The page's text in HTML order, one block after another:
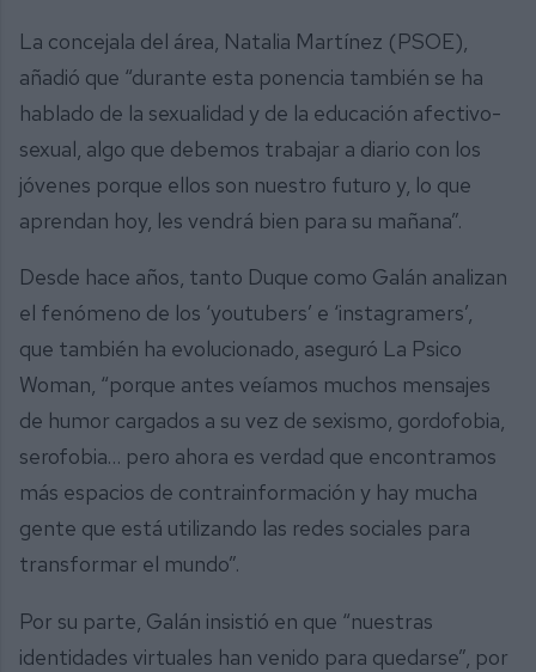
La concejala del área, Natalia Martínez (PSOE),
añadió que “durante esta ponencia también se ha
hablado de la sexualidad y de la educación afectivo-
sexual, algo que debemos trabajar a diario con los
jóvenes porque ellos son nuestro futuro y, lo que
aprendan hoy, les vendrá bien para su mañana”.
Desde hace años, tanto Duque como Galán analizan
el fenómeno de los ‘youtubers’ e ‘instagramers’,
que también ha evolucionado, aseguró La Psico
Woman, “porque antes veíamos muchos mensajes
de humor cargados a su vez de sexismo, gordofobia,
serofobia… pero ahora es verdad que encontramos
más espacios de contrainformación y hay mucha
gente que está utilizando las redes sociales para
transformar el mundo”.
Por su parte, Galán insistió en que “nuestras
identidades virtuales han venido para quedarse”, por